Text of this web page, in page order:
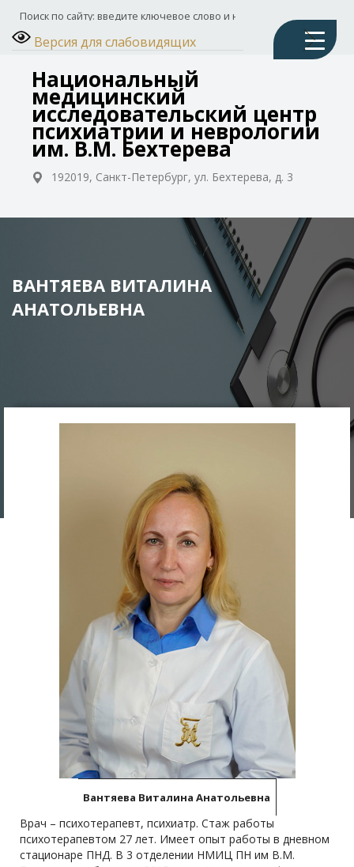
Версия для слабовидящих
Национальный
медицинский
исследовательский центр
психиатрии и неврологии
им. В.М. Бехтерева
192019, Санкт-Петербург, ул. Бехтерева, д. 3
ВАНТЯЕВА ВИТАЛИНА
АНАТОЛЬЕВНА
Вантяева Виталина Анатольевна
Врач – психотерапевт, психиатр. Стаж работы
психотерапевтом 27 лет. Имеет опыт работы в дневном
стационаре ПНД. В 3 отделении НМИЦ ПН им В.М.